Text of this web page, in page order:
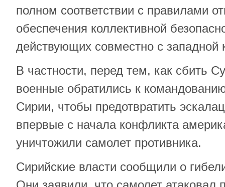
полном соответствии с правилами
обеспечения коллективной
действующих совместно с западной
В частности, перед тем, как сбить
военные обратились к
Сирии, чтобы предотвратить
впервые с начала конфликта
уничтожили самолет противника.
Сирийские власти сообщили о